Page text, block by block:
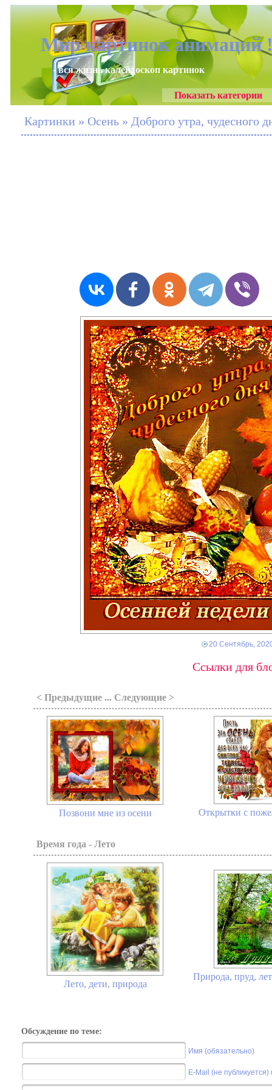
Мир картинок анимаций
- вся жизнь калейдоскоп картинок
Показать категории
Картинки » Осень » Доброго утра, чудесного
20 Сентябрь,
Ссылки для
< Предыдущие ... Следующие >
Позвони мне из осени Открытки с
Время года - Лето
Лето, дети, природа
Природа, пруд,
Обсуждение по теме:
Имя (обязательно)
E-Mail (не